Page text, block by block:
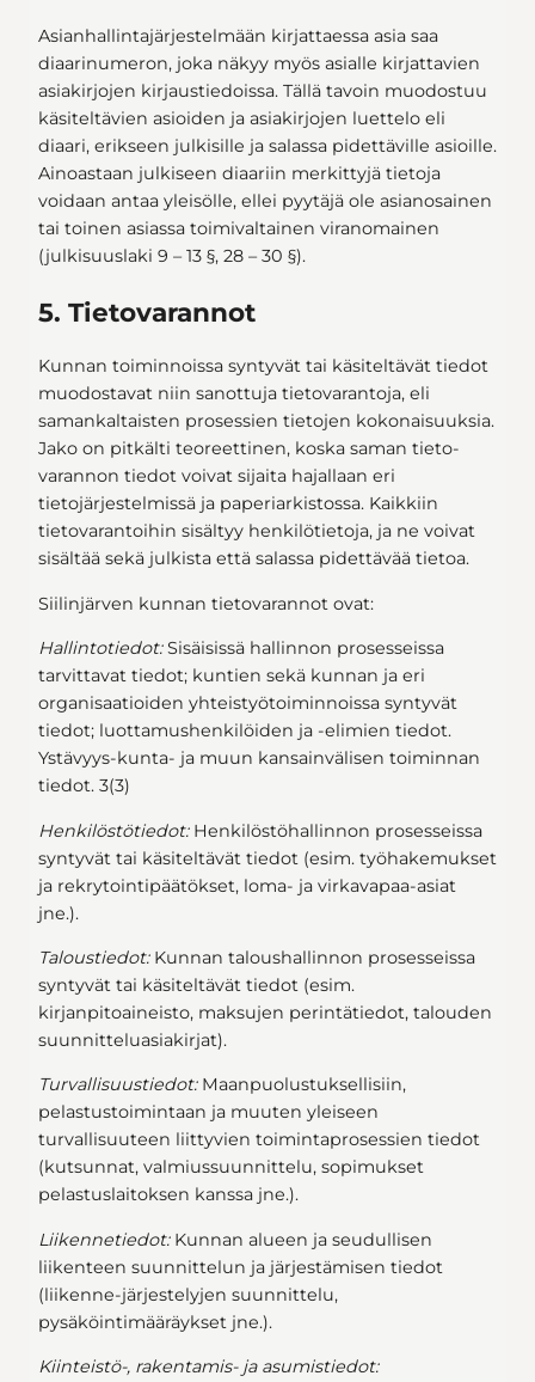
Asianhallintajärjestelmään kirjattaessa asia saa
diaarinumeron, joka näkyy myös asialle kirjattavien
asiakirjojen kirjaustiedoissa. Tällä tavoin muodostuu
käsiteltävien asioiden ja asiakirjojen luettelo eli
diaari, erikseen julkisille ja salassa pidettäville asioille.
Ainoastaan julkiseen diaariin merkittyjä tietoja
voidaan antaa yleisölle, ellei pyytäjä ole asianosainen
tai toinen asiassa toimivaltainen viranomainen
(julkisuuslaki 9 – 13 §, 28 – 30 §).
5. Tietovarannot
Kunnan toiminnoissa syntyvät tai käsiteltävät tiedot
muodostavat niin sanottuja tietovarantoja, eli
samankaltaisten prosessien tietojen kokonaisuuksia.
Jako on pitkälti teoreettinen, koska saman tieto-
varannon tiedot voivat sijaita hajallaan eri
tietojärjestelmissä ja paperiarkistossa. Kaikkiin
tietovarantoihin sisältyy henkilötietoja, ja ne voivat
sisältää sekä julkista että salassa pidettävää tietoa.
Siilinjärven kunnan tietovarannot ovat:
Hallintotiedot:Sisäisissä hallinnon prosesseissa
tarvittavat tiedot; kuntien sekä kunnan ja eri
organisaatioiden yhteistyötoiminnoissa syntyvät
tiedot; luottamushenkilöiden ja -elimien tiedot.
Ystävyys-kunta- ja muun kansainvälisen toiminnan
tiedot. 3(3)
Henkilöstötiedot: Henkilöstöhallinnon prosesseissa
syntyvät tai käsiteltävät tiedot (esim. työhakemukset
ja rekrytointipäätökset, loma- ja virkavapaa-asiat
jne.).
Taloustiedot: Kunnan taloushallinnon prosesseissa
syntyvät tai käsiteltävät tiedot (esim.
kirjanpitoaineisto, maksujen perintätiedot, talouden
suunnitteluasiakirjat).
Turvallisuustiedot: Maanpuolustuksellisiin,
pelastustoimintaan ja muuten yleiseen
turvallisuuteen liittyvien toimintaprosessien tiedot
(kutsunnat, valmiussuunnittelu, sopimukset
pelastuslaitoksen kanssa jne.).
Liikennetiedot: Kunnan alueen ja seudullisen
liikenteen suunnittelun ja järjestämisen tiedot
(liikenne-järjestelyjen suunnittelu,
pysäköintimääräykset jne.).
Kiinteistö-, rakentamis- ja asumistiedot: